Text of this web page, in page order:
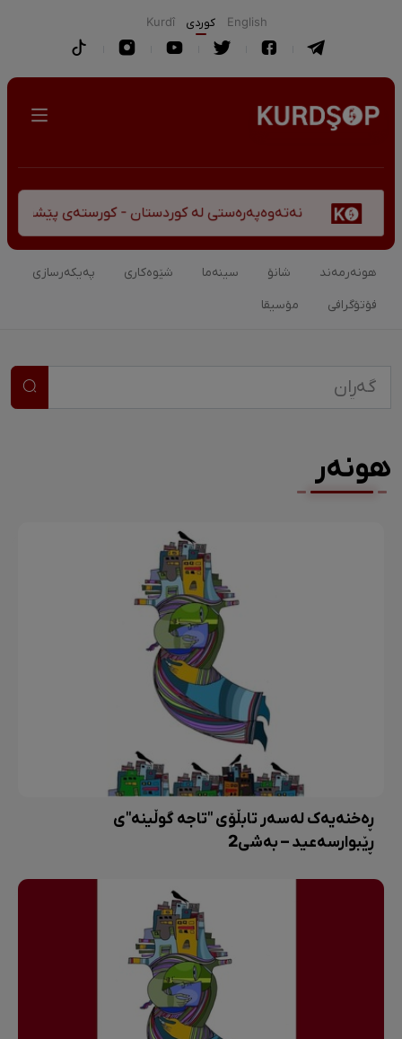
English كوردی Kurdî
لە کوردستان - کورستەی پێشڤەچوونی مێژوویی و
هونەرمەند شانۆ سینەما شێوەکاری پەیکەرسازی
فۆتۆگرافی مۆسیقا
هونەر
ڕەخنەیەک لەسەر تابڵۆی "تاجە گوڵینە"ی
ڕێبوارسەعید – بەشی2